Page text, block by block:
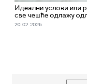
Идеални услови или
све чешће одлажу
20. 02. 2026.